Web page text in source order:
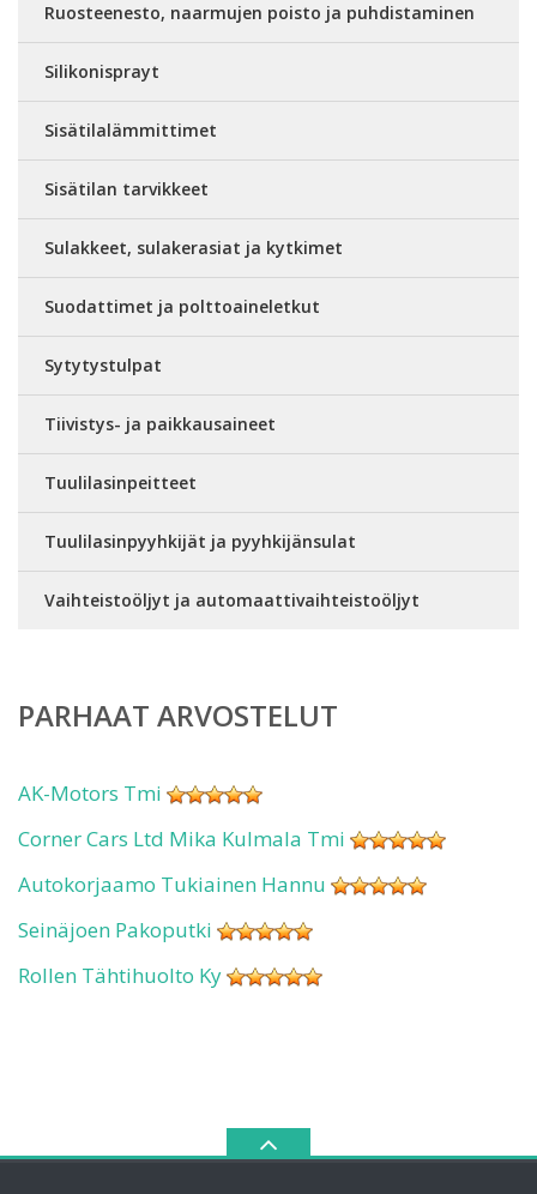
Ruosteenesto, naarmujen poisto ja puhdistaminen
Silikonisprayt
Sisätilalämmittimet
Sisätilan tarvikkeet
Sulakkeet, sulakerasiat ja kytkimet
Suodattimet ja polttoaineletkut
Sytytystulpat
Tiivistys- ja paikkausaineet
Tuulilasinpeitteet
Tuulilasinpyyhkijät ja pyyhkijänsulat
Vaihteistoöljyt ja automaattivaihteistoöljyt
PARHAAT ARVOSTELUT
AK-Motors Tmi
Corner Cars Ltd Mika Kulmala Tmi
Autokorjaamo Tukiainen Hannu
Seinäjoen Pakoputki
Rollen Tähtihuolto Ky